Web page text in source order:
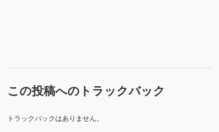
この投稿へのトラックバック
トラックバックはありません。